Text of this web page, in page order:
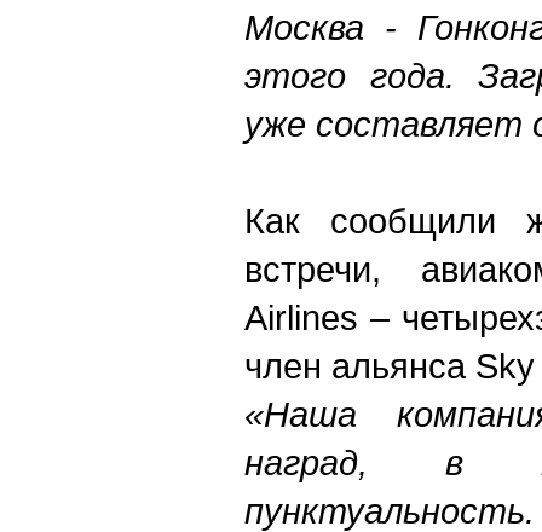
Москва -
этого года.
уже составляет
Как сообщили
встречи,
Airlines –
член альянса
«Наша
наград, в